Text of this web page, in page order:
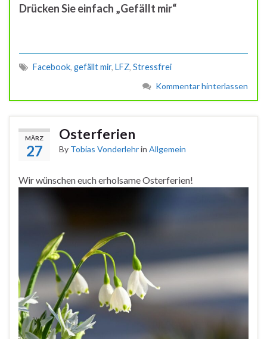
Drücken Sie einfach „Gefällt mir“
Facebook, gefällt mir, LFZ, Stressfrei
Kommentar hinterlassen
MÄRZ
27
Osterferien
By Tobias Vonderlehrin Allgemein
Wir wünschen euch erholsame Osterferien!